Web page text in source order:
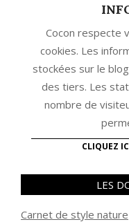
Cocon respecte
cookies. Les
stockées sur le
des tiers. Les
nombre de
CLIQUEZ
LES
Carnet de style nature